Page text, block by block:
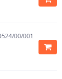
00/001